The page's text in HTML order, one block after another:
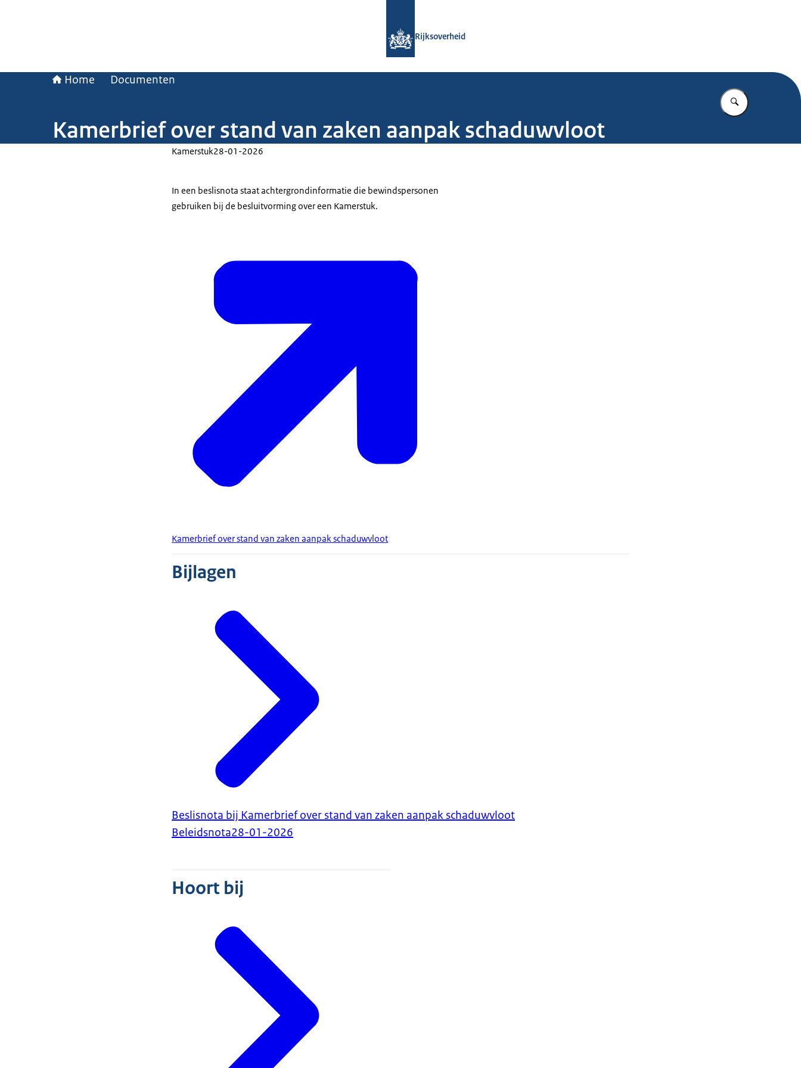
Rijksoverheid
Home Documenten
Vul in wat u
Kamerbrief over stand van zaken aanpak schaduwvloot
Kamerstuk28-01-2026
In een beslisnota staat achtergrondinformatie die bewindspersonen
gebruiken bij de besluitvorming over een Kamerstuk.
Kamerbrief over stand van zaken aanpak schaduwvloot
Bijlagen
Beslisnota bij Kamerbrief over stand van zaken aanpak schaduwvloot
Beleidsnota28-01-2026
Hoort bij